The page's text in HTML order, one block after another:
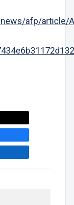
afp/article/